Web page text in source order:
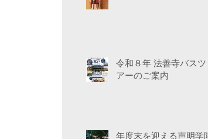
令和８年 法善寺バスツ
アーのご案内
年度末を迎える声明学園